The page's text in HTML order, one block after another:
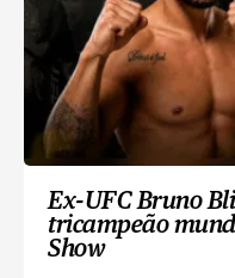
Ex-UFC Bruno
tricampeão
Show